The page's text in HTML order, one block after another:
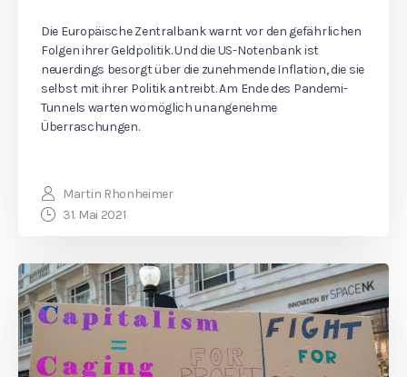
Die Europäische Zentralbank warnt vor den gefährlichen
Folgen ihrer Geldpolitik. Und die US-Notenbank ist
neuerdings besorgt über die zunehmende Inflation, die sie
selbst mit ihrer Politik antreibt. Am Ende des Pandemi-
Tunnels warten womöglich unangenehme
Überraschungen.
Martin Rhonheimer
31. Mai 2021